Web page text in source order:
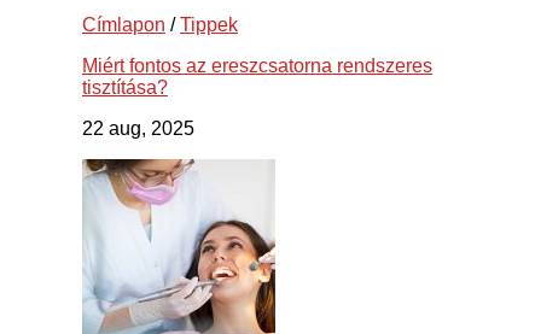
Címlapon /Tippek
Miért fontos az ereszcsatorna rendszeres
tisztítása?
22 aug, 2025